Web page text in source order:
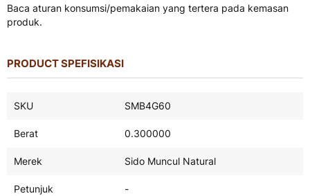
Baca aturan konsumsi/pemakaian yang tertera pada kemasan
produk.
PRODUCT SPEFISIKASI
Spefisikasi
SKU SMB4G60
Berat 0.300000
Merek Sido Muncul Natural
Petunjuk
-